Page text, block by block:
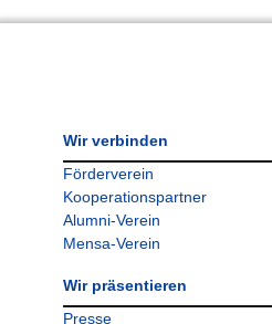
Wir verbinden
Förderverein
Kooperationspartner
Alumni-Verein
Mensa-Verein
Wir präsentieren
Presse